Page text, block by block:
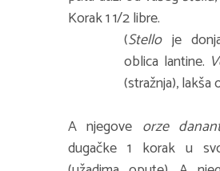
Korak 1 1/2 libre.
(Stelloje
oblica lantine.
(stražnja), lakša
A njegove orze
dugačke 1 korak u